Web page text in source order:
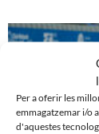
Per a oferir les
emmagatzemar i/o
d'aquestes